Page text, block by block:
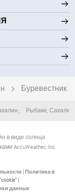
7 мили
1600 фт
Буревестник
Рыбаки, Сахалин
в виде солнца
AccuWeather, Inc.
Политика в
данных